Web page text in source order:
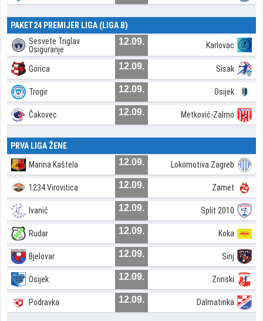
PAKET24 PREMIJER LIGA (LIGA B)
Sesvete Triglav
Osiguranje
12.09. Karlovac
Gorica 12.09. Sisak
Trogir 12.09. Osijek
Čakovec 12.09. Metković-Zalmo
PRVA LIGA ŽENE
Marina Kaštela 12.09. Lokomotiva Zagreb
1234 Virovitica 12.09. Zamet
Ivanić 12.09. Split 2010
Rudar 12.09. Koka
Bjelovar 12.09. Sinj
Osijek 12.09. Zrinski
Podravka 12.09. Dalmatinka